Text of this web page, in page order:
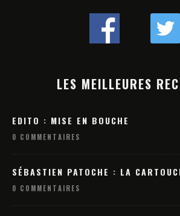
LES MEILLEURES
EDITO : MISE EN BOUCHE
0 COMMENTAIRES
SÉBASTIEN PATOCHE : LA
0 COMMENTAIRES